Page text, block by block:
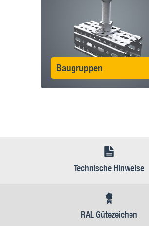
Baugruppen
Technische Hinweise
RAL Gütezeichen